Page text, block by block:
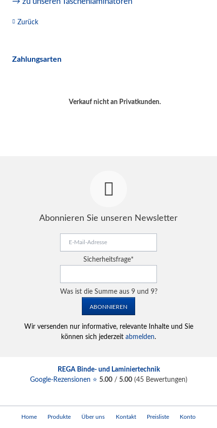
Zurück
Zahlungsarten
Verkauf nicht an Privatkunden.
Abonnieren Sie unseren Newsletter
Adresse
Pflichtfeld
Sicherheitsfrage*
Was ist die Summe aus 9 und 9?
ABONNIEREN
Wir versenden nur informative, relevante Inhalte und Sie
können sich jederzeit abmelden.
Home Produkte Über uns Kontakt Preisliste Konto
REGA Binde- und Laminiertechnik
Google-Rezensionen ⭐ 5.00/ 5.00(45Bewertungen)